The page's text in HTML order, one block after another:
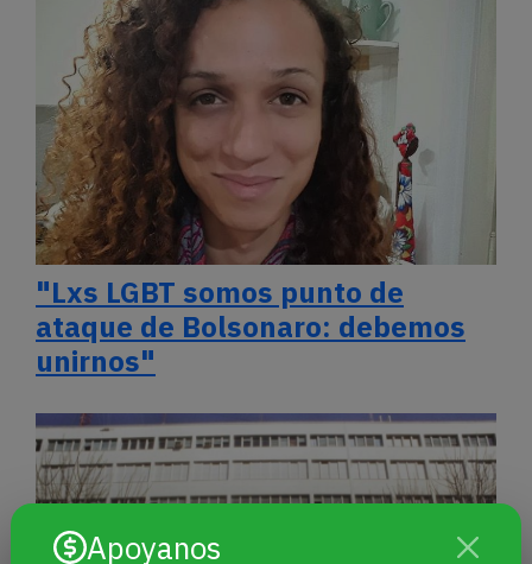
Apoyanos
"Lxs LGBT somos punto de
ataque de Bolsonaro: debemos
unirnos"